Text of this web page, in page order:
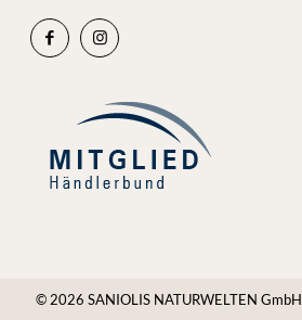
© 2026 SANIOLIS NATURWELTEN GmbH